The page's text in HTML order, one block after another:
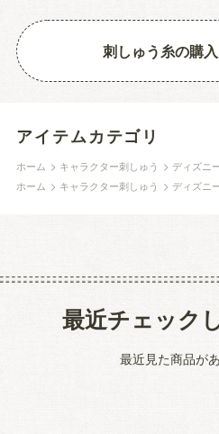
刺しゅう糸の購
アイテムカテゴリ
ホーム > キャラクター刺しゅう >ディズニ
ホーム > キャラクター刺しゅう >ディズニ
最近チェック
最近見た商品が